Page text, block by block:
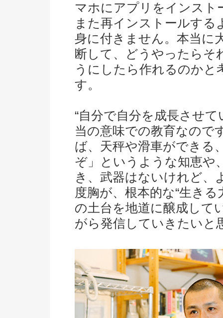
マホにアプリをインスト
また再インストールする
身に付きません。本当に
断して、どうやったらそ
うにしたら作れるのかと
す。
“自分で自分を成長させ
当の意味での教育なので
ば、天秤や滑車ができる
ぞ」というような知恵や
き、武器はないけれど、
度胸が、根本的な“生き
の土台を地道に醸成して
がら発信していきたいと